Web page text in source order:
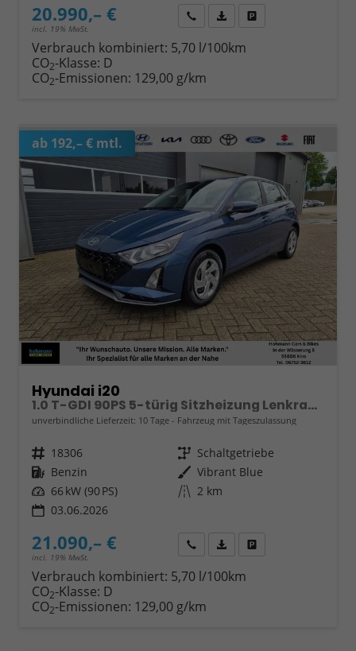
20.990,– €
incl. 19% MwSt.
Wir rufen Sie anFahrzeugexposé (PDF)
Verbrauch kombiniert: 5,70 l/100km
CO2-Klasse: D
CO2-Emissionen: 129,00 g/km
ab 192,– € mtl.
Hyundai i20
1.0 T-GDI 90PS 5-türig Sitzheizung Lenkradheizung Rückf.Kamera PDC Klima Apple CarPlay Android Auto Tempomat Touchscreen
unverbindliche Lieferzeit: 10 Tage Fahrzeug mit Tageszulassung
Fahrzeugnr. 18306 Getriebe Schaltgetriebe
Kraftstoff Benzin Außenfarbe Vibrant Blue
Leistung 66 kW (90 PS) Kilometerstand 2 km
03.06.2026
21.090,– €
incl. 19% MwSt.
Wir rufen Sie anFahrzeugexposé (PDF)
Verbrauch kombiniert: 5,70 l/100km
CO2-Klasse: D
CO2-Emissionen: 129,00 g/km